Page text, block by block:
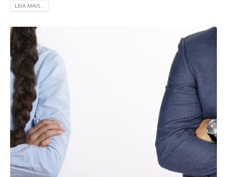
LEIA MAIS...